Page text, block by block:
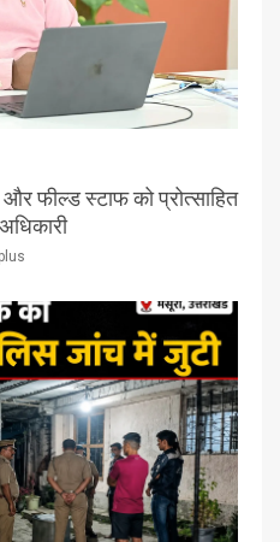
और फील्ड स्टाफ को प्रोत्साहित